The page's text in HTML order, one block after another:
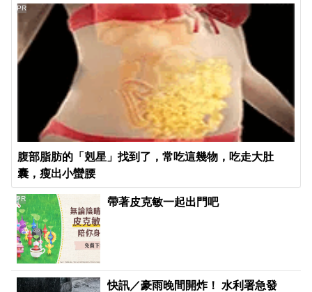
腹部脂肪的「剋星」找到了，常吃這幾物，吃走大肚
囊，瘦出小蠻腰
PR
帶著皮克敏一起出門吧
PR
快訊／豪雨晚間開炸！ 水利署急發